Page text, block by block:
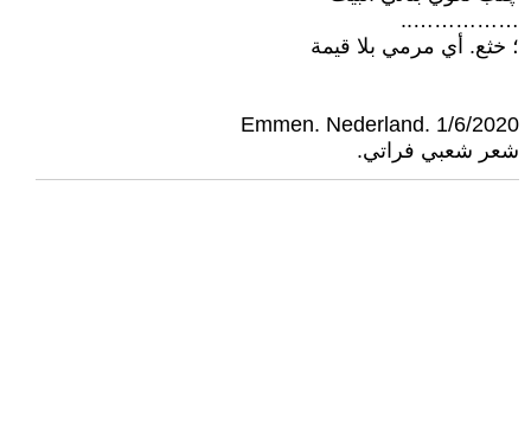
……………..
؛ خثع. أي مرمي بلا قيمة
Emmen. Nederland. 1/6/2020
شعر شعبي فراتي.